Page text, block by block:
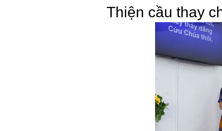
Thiện cầu thay